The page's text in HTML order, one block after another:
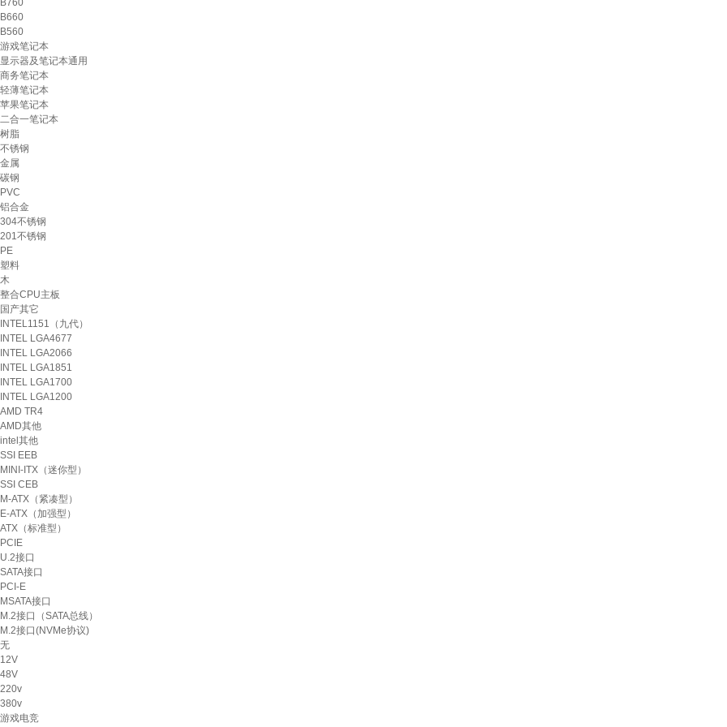
B760
B660
B560
游戏笔记本
显示器及笔记本通用
商务笔记本
轻薄笔记本
苹果笔记本
二合一笔记本
树脂
不锈钢
金属
碳钢
PVC
铝合金
304不锈钢
201不锈钢
PE
塑料
木
整合CPU主板
国产其它
INTEL1151（九代）
INTEL LGA4677
INTEL LGA2066
INTEL LGA1851
INTEL LGA1700
INTEL LGA1200
AMD TR4
AMD其他
intel其他
SSI EEB
MINI-ITX（迷你型）
SSI CEB
M-ATX（紧凑型）
E-ATX（加强型）
ATX（标准型）
PCIE
U.2接口
SATA接口
PCI-E
MSATA接口
M.2接口（SATA总线）
M.2接口(NVMe协议)
无
12V
48V
220v
380v
游戏电竞